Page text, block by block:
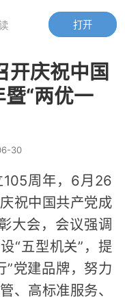
开庆祝中国
“两优一
30
周年，6月26
祝中国共产党成
大会，会议强调
“五型机关”，提
”党建品牌，努力
、高标准服务、
打开